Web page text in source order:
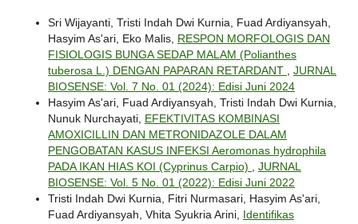
Sri Wijayanti, Tristi Indah Dwi Kurnia, Fuad Ardiyansyah,
Hasyim As'ari, Eko Malis, RESPON MORFOLOGIS DAN
FISIOLOGIS BUNGA SEDAP MALAM (Polianthes
tuberosa L.) DENGAN PAPARAN RETARDANT
JURNAL
BIOSENSE: Vol. 7 No. 01 (2024): Edisi Juni 2024
Hasyim As'ari, Fuad Ardiyansyah, Tristi Indah Dwi Kurnia,
Nunuk Nurchayati, EFEKTIVITAS KOMBINASI
AMOXICILLIN DAN METRONIDAZOLE DALAM
PENGOBATAN KASUS INFEKSI Aeromonas hydrophila
PADA IKAN HIAS KOI (Cyprinus Carpio)
JURNAL
BIOSENSE: Vol. 5 No. 01 (2022): Edisi Juni 2022
Tristi Indah Dwi Kurnia, Fitri Nurmasari, Hasyim As'ari,
Fuad Ardiyansyah, Vhita Syukria Arini, Identifikas